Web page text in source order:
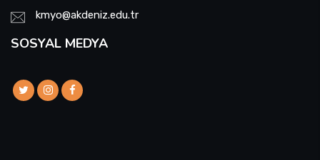
kmyo@akdeniz.edu.tr
SOSYAL MEDYA